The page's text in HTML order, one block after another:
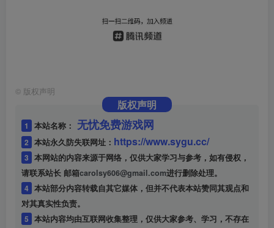
© 版权声明
版权声明
1 本站名称： 无忧免费游戏网
2 本站永久防失联网址： https://www.sygu.cc/
3 本网站的内容来源于网络，仅供大家学习与参考，如有侵权，
请联系站长 邮箱carolsy606@gmail.com进行删除处理。
4 本站部分内容转载自其它媒体，但并不代表本站赞同其观点和
对其真实性负责。
5